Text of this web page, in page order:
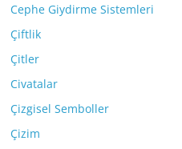
Cephe Giydirme Sistemleri
Çiftlik
Çitler
Civatalar
Çizgisel Semboller
Çizim